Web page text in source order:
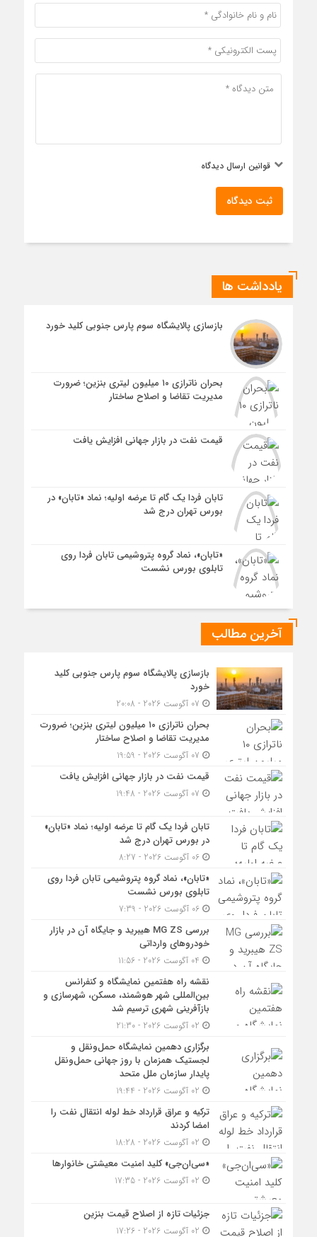
قوانین ارسال دیدگاه
ثبت دیدگاه
یادداشت ها
بازسازی پالایشگاه سوم پارس جنوبی کلید خورد
بحران ناترازی ۱۰ میلیون لیتری بنزین؛ ضرورت
مدیریت تقاضا و اصلاح ساختار
قیمت نفت در بازار جهانی افزایش یافت
تابان فردا یک گام تا عرضه اولیه؛ نماد «تابان» در
بورس تهران درج شد
«تابان»، نماد گروه پتروشیمی تابان فردا روی
تابلوی بورس نشست
آخرین مطالب
بازسازی پالایشگاه سوم پارس جنوبی کلید
خورد
بحران ناترازی ۱۰ میلیون لیتری بنزین؛ ضرورت
مدیریت تقاضا و اصلاح ساختار
قیمت نفت در بازار جهانی افزایش یافت
تابان فردا یک گام تا عرضه اولیه؛ نماد «تابان»
در بورس تهران درج شد
06 آگوست 2026 - 8:27
«تابان»، نماد گروه پتروشیمی تابان فردا روی
تابلوی بورس نشست
06 آگوست 2026 - 7:39
بررسی MG ZS هیبرید و جایگاه آن در بازار
خودروهای وارداتی
نقشه راه هفتمین نمایشگاه و کنفرانس
بین‌المللی شهر هوشمند، مسکن، شهرسازی و
بازآفرینی شهری ترسیم شد
برگزاری دهمین نمایشگاه حمل‌ونقل و
لجستیک همزمان با روز جهانی حمل‌ونقل
پایدار سازمان ملل متحد
ترکیه و عراق قرارداد خط لوله انتقال نفت را
امضا کردند
«سی‌ان‌جی» کلید امنیت معیشتی خانوارها
جزئیات تازه از اصلاح قیمت بنزین